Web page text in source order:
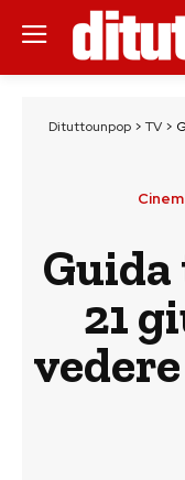
Dituttounpop> TV>
21